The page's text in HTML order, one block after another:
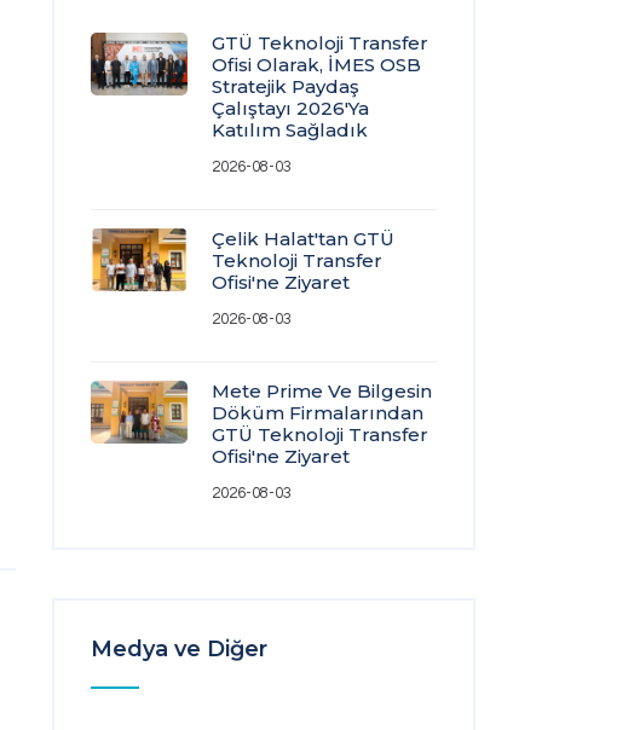
GTÜ Teknoloji Transfer
Ofisi Olarak, İMES OSB
Stratejik Paydaş
Çalıştayı 2026'ya
Katılım Sağladık
2026-08-03
Çelik Halat'tan GTÜ
Teknoloji Transfer
Ofisi'ne Ziyaret
2026-08-03
Mete Prime Ve Bilgesin
Döküm Firmalarından
GTÜ Teknoloji Transfer
Ofisi'ne Ziyaret
2026-08-03
Medya ve Diğer